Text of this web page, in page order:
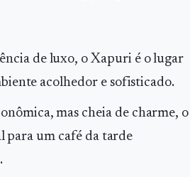
de luxo, o Xapuri é o lugar
acolhedor e sofisticado.
mas cheia de charme, o
para um café da tarde